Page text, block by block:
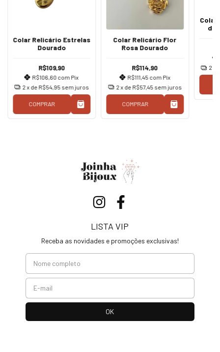
Colar Relicário Estrelas
Dourado
R$109,90
R$106,60 com Pix
2x de R$54,95 sem juros
COMPRAR
Colar Relicário Flor
Rosa Dourado
R$114,90
R$111,45 com Pix
2x de R$57,45 sem juros
COMPRAR
Colar
de
2
LISTA VIP
Receba as novidades e promoções exclusivas!